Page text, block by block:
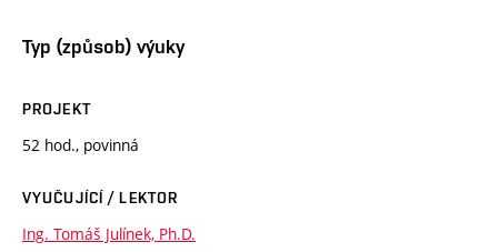
Typ (způsob) výuky
PROJEKT
52 hod., povinná
VYUČUJÍCÍ / LEKTOR
Ing. Tomáš Julínek, Ph.D.